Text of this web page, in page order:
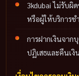
3kdubai ไม่รับผิ
หรือผู้ให้บริการช
การฝากเงินจา
ปฏิเสธและคืนเ